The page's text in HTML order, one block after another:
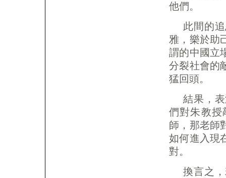
他們。
此間的
雅，樂於助
謂的中國立
分裂社會的
猛回頭。
結果，
們對朱教
師，那老師
如何進入現
對。
換言之